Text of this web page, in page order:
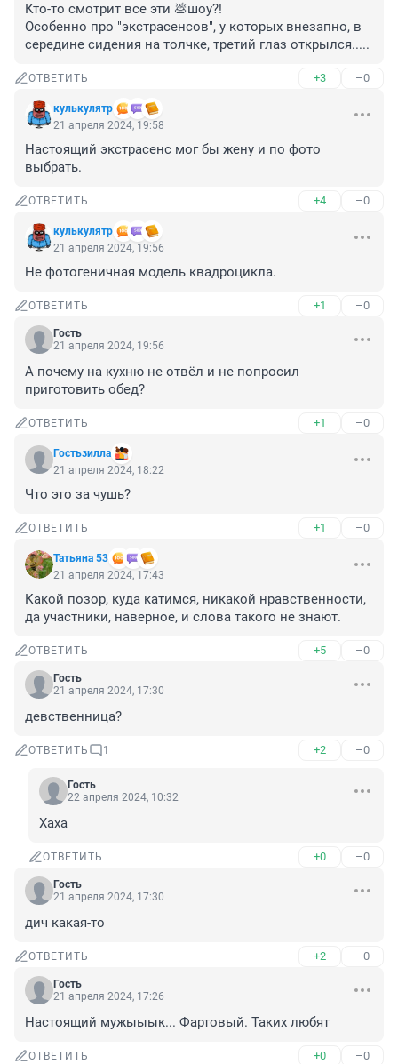
Кто-то смотрит все эти 💩шоу?!
Особенно про "экстрасенсов", у которых внезапно, в
середине сидения на толчке, третий глаз открылся.....
ОТВЕТИТЬ +3 –0
кулькулятр
21 апреля 2024, 19:58
Настоящий экстрасенс мог бы жену и по фото
выбрать.
ОТВЕТИТЬ +4 –0
кулькулятр
21 апреля 2024, 19:56
Не фотогеничная модель квадроцикла.
ОТВЕТИТЬ +1 –0
Гость
21 апреля 2024, 19:56
А почему на кухню не отвёл и не попросил
приготовить обед?
ОТВЕТИТЬ +1 –0
Гостьзилла
21 апреля 2024, 18:22
Что это за чушь?
ОТВЕТИТЬ +1 –0
Татьяна 53
21 апреля 2024, 17:43
Какой позор, куда катимся, никакой нравственности,
да участники, наверное, и слова такого не знают.
ОТВЕТИТЬ +5 –0
Гость
21 апреля 2024, 17:30
девственница?
ОТВЕТИТЬ 1 +2 –0
Гость
22 апреля 2024, 10:32
Хаха
ОТВЕТИТЬ +0 –0
Гость
21 апреля 2024, 17:30
дич какая-то
ОТВЕТИТЬ +2 –0
Гость
21 апреля 2024, 17:26
Настоящий мужыыык... Фартовый. Таких любят
ОТВЕТИТЬ +0 –0